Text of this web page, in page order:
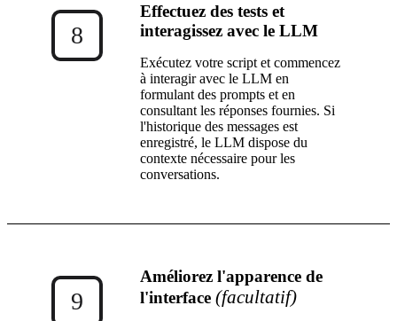
8
Effectuez des tests et
interagissez avec le LLM
Exécutez votre script et commencez
à interagir avec le LLM en
formulant des prompts et en
consultant les réponses fournies. Si
l'historique des messages est
enregistré, le LLM dispose du
contexte nécessaire pour les
conversations.
9
Améliorez l'apparence de
l'interface (facultatif)